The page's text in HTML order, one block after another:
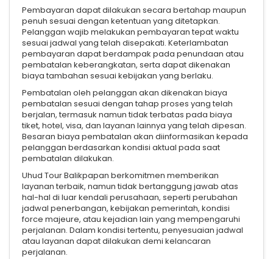
Pembayaran dapat dilakukan secara bertahap maupun
penuh sesuai dengan ketentuan yang ditetapkan.
Pelanggan wajib melakukan pembayaran tepat waktu
sesuai jadwal yang telah disepakati. Keterlambatan
pembayaran dapat berdampak pada penundaan atau
pembatalan keberangkatan, serta dapat dikenakan
biaya tambahan sesuai kebijakan yang berlaku.
Pembatalan oleh pelanggan akan dikenakan biaya
pembatalan sesuai dengan tahap proses yang telah
berjalan, termasuk namun tidak terbatas pada biaya
tiket, hotel, visa, dan layanan lainnya yang telah dipesan.
Besaran biaya pembatalan akan diinformasikan kepada
pelanggan berdasarkan kondisi aktual pada saat
pembatalan dilakukan.
Uhud Tour Balikpapan berkomitmen memberikan
layanan terbaik, namun tidak bertanggung jawab atas
hal-hal di luar kendali perusahaan, seperti perubahan
jadwal penerbangan, kebijakan pemerintah, kondisi
force majeure, atau kejadian lain yang mempengaruhi
perjalanan. Dalam kondisi tertentu, penyesuaian jadwal
atau layanan dapat dilakukan demi kelancaran
perjalanan.